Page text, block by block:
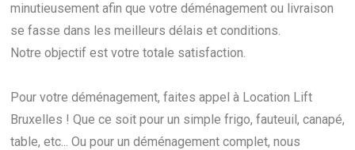
minutieusement afin que votre déménagement ou livraison
se fasse dans les meilleurs délais et conditions.
Notre objectif est votre totale satisfaction.
Pour votre déménagement, faites appel à Location Lift
Bruxelles ! Que ce soit pour un simple frigo, fauteuil, canapé,
table, etc... Ou pour un déménagement complet, nous